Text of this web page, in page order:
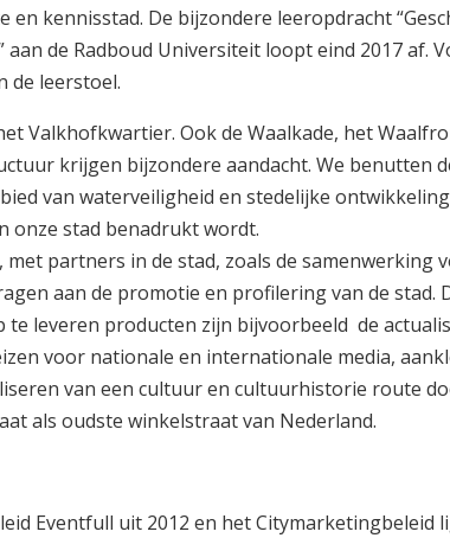
en kennisstad. De bijzondere leeropdracht
de Radboud Universiteit loopt eind 2017 af.
de leerstoel.
Valkhofkwartier. Ook de Waalkade, het
krijgen bijzondere aandacht. We benutten
van waterveiligheid en stedelijke
onze stad benadrukt wordt.
partners in de stad, zoals de samenwerking
aan de promotie en profilering van de stad.
leveren producten zijn bijvoorbeeld de
voor nationale en internationale media,
van een cultuur en cultuurhistorie route
als oudste winkelstraat van Nederland.
Eventfull uit 2012 en het Citymarketingbeleid